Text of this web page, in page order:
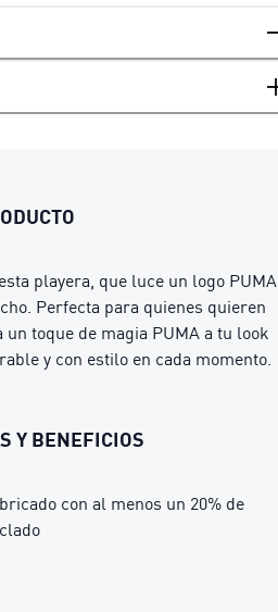
playera, que luce un logo PUMA
Perfecta para quienes quieren
toque de magia PUMA a tu look
y con estilo en cada momento.
Y BENEFICIOS
con al menos un 20% de